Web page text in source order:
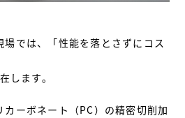
では、「性能を落とさずにコス
します。
カーボネート（PC）の精密切削加